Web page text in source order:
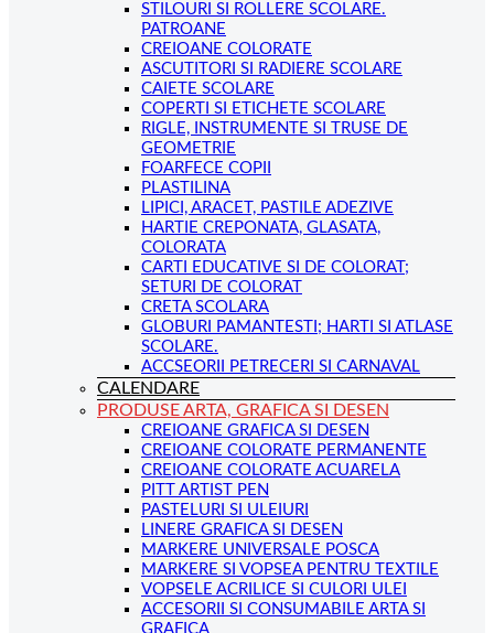
STILOURI SI ROLLERE SCOLARE.
PATROANE
CREIOANE COLORATE
ASCUTITORI SI RADIERE SCOLARE
CAIETE SCOLARE
COPERTI SI ETICHETE SCOLARE
RIGLE, INSTRUMENTE SI TRUSE DE
GEOMETRIE
FOARFECE COPII
PLASTILINA
LIPICI, ARACET, PASTILE ADEZIVE
HARTIE CREPONATA, GLASATA,
COLORATA
CARTI EDUCATIVE SI DE COLORAT;
SETURI DE COLORAT
CRETA SCOLARA
GLOBURI PAMANTESTI; HARTI SI ATLASE
SCOLARE.
ACCSEORII PETRECERI SI CARNAVAL
CALENDARE
PRODUSE ARTA, GRAFICA SI DESEN
CREIOANE GRAFICA SI DESEN
CREIOANE COLORATE PERMANENTE
CREIOANE COLORATE ACUARELA
PITT ARTIST PEN
PASTELURI SI ULEIURI
LINERE GRAFICA SI DESEN
MARKERE UNIVERSALE POSCA
MARKERE SI VOPSEA PENTRU TEXTILE
VOPSELE ACRILICE SI CULORI ULEI
ACCESORII SI CONSUMABILE ARTA SI
GRAFICA